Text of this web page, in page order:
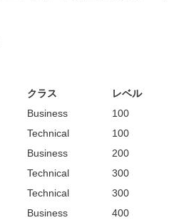
クラス
レベル
Business
100
Technical
100
Business
200
Technical
300
Technical
300
Business 400